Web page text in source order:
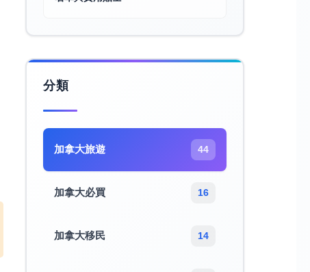
分類
加拿大旅遊​ 44
加拿大必買 16
加拿大移民 14